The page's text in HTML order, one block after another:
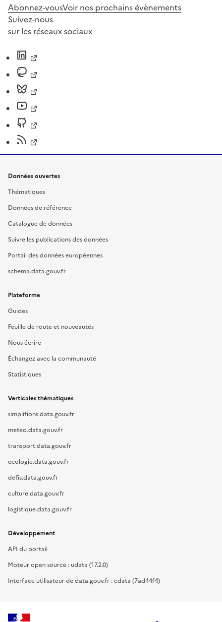
Abonnez-vousVoir nos prochains évènements
Suivez-nous
sur les réseaux sociaux
Données ouvertes
Thématiques
Données de référence
Catalogue de données
Suivre les publications des données
Portail des données européennes
schema.data.gouv.fr
Plateforme
Guides
Feuille de route et nouveautés
Nous écrire
Échangez avec la communauté
Statistiques
Verticales thématiques
simplifions.data.gouv.fr
meteo.data.gouv.fr
transport.data.gouv.fr
ecologie.data.gouv.fr
defis.data.gouv.fr
culture.data.gouv.fr
logistique.data.gouv.fr
Développement
API du portail
Moteur open source : udata (17.2.0)
Interface utilisateur de data.gouv.fr : cdata (7ad44f4)